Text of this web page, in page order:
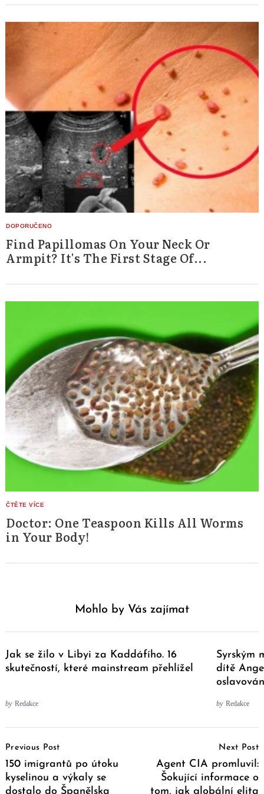
Find Papillomas On Your Neck Or
Armpit? It's The First Stage Of...
Doctor: One Teaspoon Kills All Worms
in Your Body!
Mohlo by Vás zajímat
Jak se žilo v Libyi za Kaddáfího. 16
skutečností, které mainstream přehlížel
by Redakce
Syrským
dítě
by Redakce
Navigation
Previous Post
150 imigrantů po útoku
kyselinou a výkaly se
dostalo do Španělska
Next Post
Agent CIA promluvil:
Šokující informace o
tom, jak globální elita